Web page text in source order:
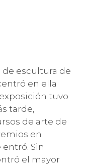
escultura de
en ella
tuvo
tarde,
de arte de
en
Sin
el mayor